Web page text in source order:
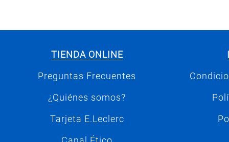
TIENDA ONLINE
Preguntas Frecuentes
¿Quiénes somos?
Tarjeta E.Leclerc